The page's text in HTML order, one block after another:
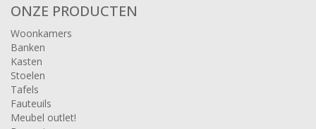
ONZE PRODUCTEN
Woonkamers
Banken
Kasten
Stoelen
Tafels
Fauteuils
Meubel outlet!